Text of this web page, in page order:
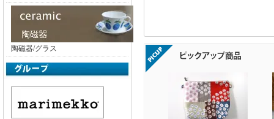
陶磁器/グラス